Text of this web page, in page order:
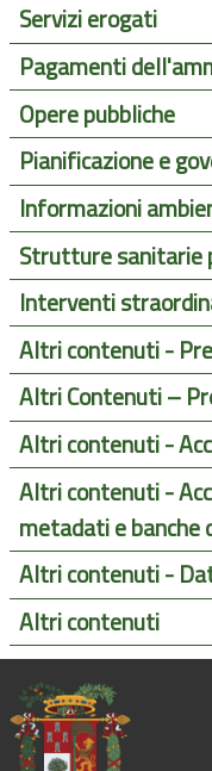
Servizi erogati
Pagamenti
Opere pubbliche
Pianificazione e
Informazioni
Strutture sanitarie
Interventi
Altri contenuti -
Altri Contenuti –
Altri contenuti -
Altri contenuti -
metadati e banche
Altri contenuti -
Altri contenuti